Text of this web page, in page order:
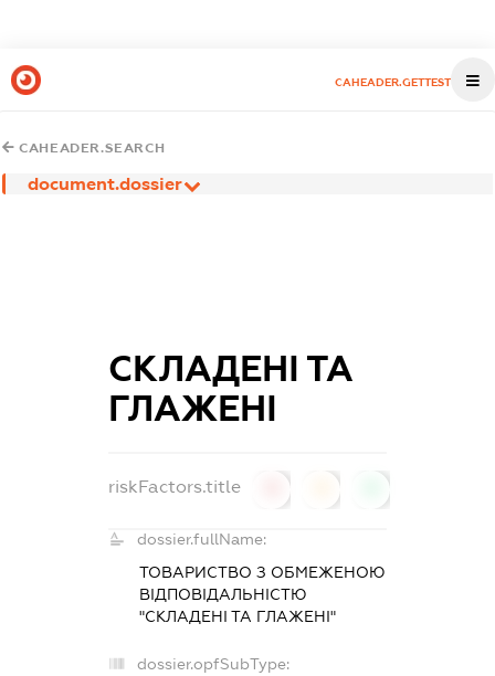
CAHEADER.GETTEST
CAHEADER.SEARCH
document.dossier
СКЛАДЕНІ ТА
ГЛАЖЕНІ
riskFactors.title
dossier.fullName:
ТОВАРИСТВО З ОБМЕЖЕНОЮ
ВІДПОВІДАЛЬНІСТЮ
"СКЛАДЕНІ ТА ГЛАЖЕНІ"
dossier.opfSubType: